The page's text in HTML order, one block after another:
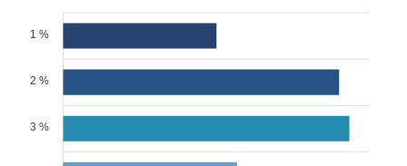
1 %
2 %
3 %